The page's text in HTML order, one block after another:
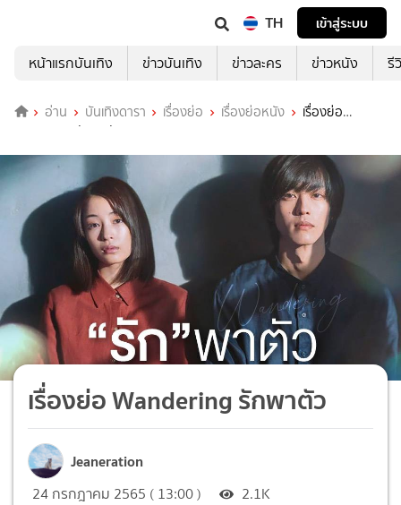
TH
เข้าสู่ระบบ
หน้าแรกบันเทิง
ข่าวบันเทิง ข่าวละคร ข่าวหนัง รี
อ่าน บันเทิงดารา เรื่องย่อ เรื่องย่อหนัง
เรื่องย่อ
Wandering รักพาตัว
เรื่องย่อ Wandering รักพาตัว
Jeaneration
24 กรกฎาคม 2565 ( 13:00 ) 2.1K